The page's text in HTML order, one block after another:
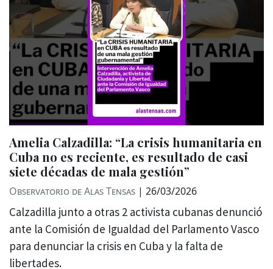
Amelia Calzadilla: “La crisis humanitaria en
Cuba no es reciente, es resultado de casi
siete décadas de mala gestión”
Observatorio de Alas Tensas | 26/03/2026
Calzadilla junto a otras 2 activista cubanas denunció
ante la Comisión de Igualdad del Parlamento Vasco
para denunciar la crisis en Cuba y la falta de
libertades.